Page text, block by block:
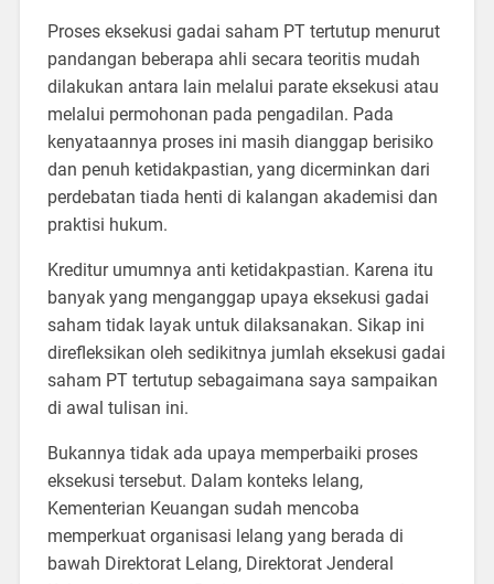
Proses eksekusi gadai saham PT tertutup menurut
pandangan beberapa ahli secara teoritis mudah
dilakukan antara lain melalui parate eksekusi atau
melalui permohonan pada pengadilan. Pada
kenyataannya proses ini masih dianggap berisiko
dan penuh ketidakpastian, yang dicerminkan dari
perdebatan tiada henti di kalangan akademisi dan
praktisi hukum.
Kreditur umumnya anti ketidakpastian. Karena itu
banyak yang menganggap upaya eksekusi gadai
saham tidak layak untuk dilaksanakan. Sikap ini
direfleksikan oleh sedikitnya jumlah eksekusi gadai
saham PT tertutup sebagaimana saya sampaikan
di awal tulisan ini.
Bukannya tidak ada upaya memperbaiki proses
eksekusi tersebut. Dalam konteks lelang,
Kementerian Keuangan sudah mencoba
memperkuat organisasi lelang yang berada di
bawah Direktorat Lelang, Direktorat Jenderal